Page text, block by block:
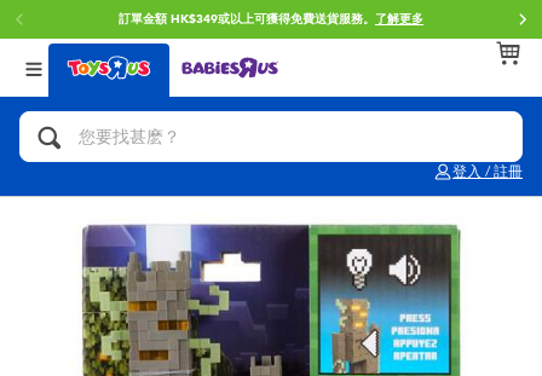
訂單金額 HK$349或以上可獲得免費送貨服務。 了解更多
登入 / 註冊
返回
分類目錄
人氣英雄,角色扮演,射擊玩具
拼砌組合及樂高LEGO
玩具車,貨車,火車及遙控系列
返回
品牌
Brunch Brother 早午餐兄弟
Spider-Man蜘蛛俠
Mini Brands
返回
年齢
0~2歳
5~7歳
8~11歳